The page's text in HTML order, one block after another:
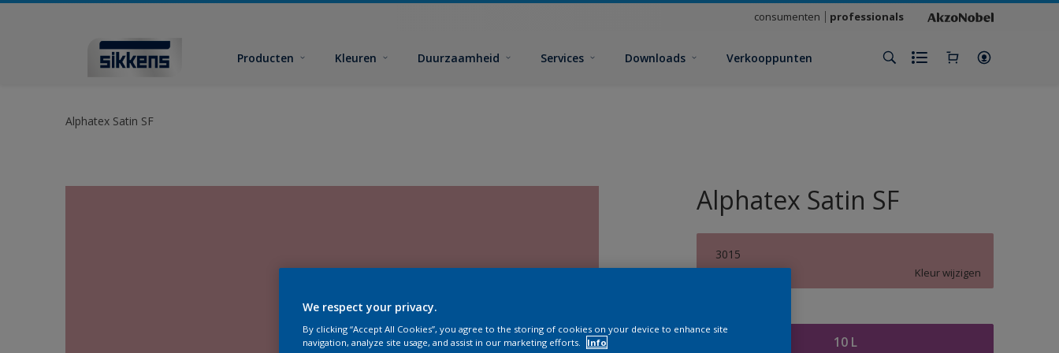
consumenten professionals
Producten Kleuren Duurzaamheid Services Downloads Verkooppunten
Alphatex Satin SF
Alphatex Satin SF
3015
Kleur wijzigen
10 L
We respect your privacy.
By clicking “Accept All Cookies”, you agree to the storing of cookies on your device to enhance site
navigation, analyze site usage, and assist in our marketing efforts.
Info